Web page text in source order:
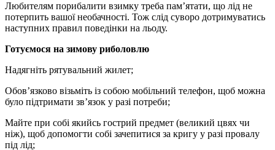
Любителям порибалити взимку треба пам’ятати, що лід не
потерпить вашої необачності. Тож слід суворо дотримуватись
наступних правил поведінки на льоду.
Готуємося на зимову риболовлю
Надягніть рятувальний жилет;
Обов’язково візьміть із собою мобільний телефон, щоб можна
було підтримати зв’язок у разі потреби;
Майте при собі якийсь гострий предмет (великий цвях чи
ніж), щоб допомогти собі зачепитися за кригу у разі провалу
під лід;